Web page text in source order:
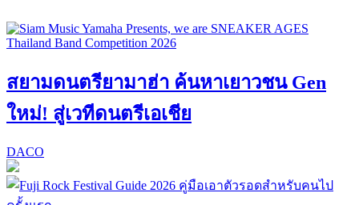
สยามดนตรียามาฮ่า ค้นหาเยาวชน Gen
ใหม่! สู่เวทีดนตรีเอเชีย
DACO